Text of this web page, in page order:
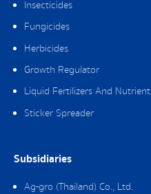
Insecticides
Fungicides
Herbicides
Growth Regulator
Liquid Fertilizers And Nutrient
Sticker Spreader
Subsidiaries
Ag-gro (Thailand) Co., Ltd.